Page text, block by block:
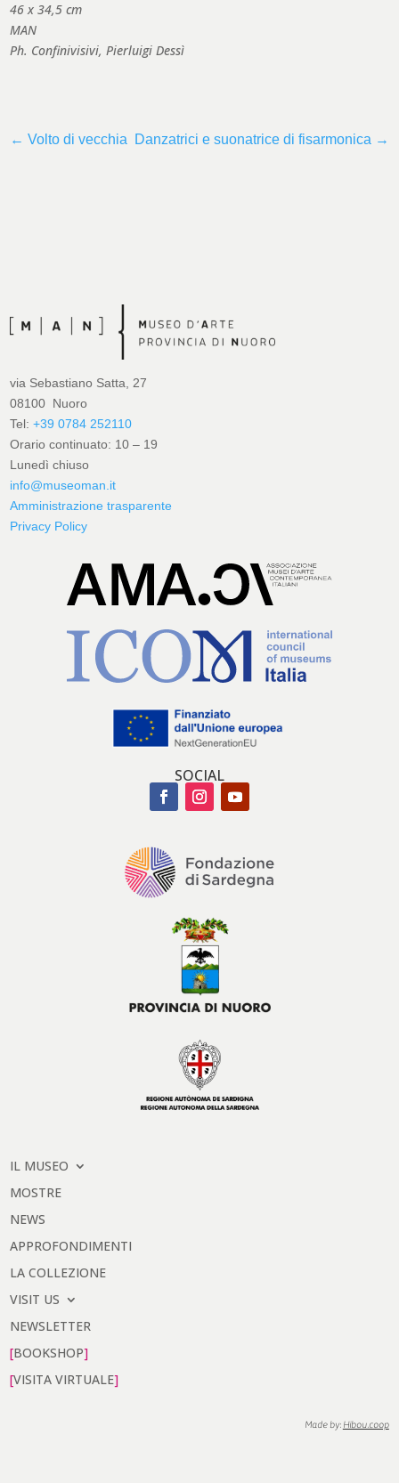
46 x 34,5 cm
MAN
Ph. Confinivisivi, Pierluigi Dessì
←Volto di vecchia Danzatrici e suonatrice di fisarmonica →
via Sebastiano Satta, 27
08100 Nuoro
Tel:+39 0784 252110
Orario continuato: 10 – 19
Lunedì chiuso
info@museoman.it
Amministrazione trasparente
Privacy Policy
SOCIAL
IL MUSEO
MOSTRE
NEWS
APPROFONDIMENTI
LA COLLEZIONE
VISIT US
NEWSLETTER
BOOKSHOP
VISITA VIRTUALE
Made by: Hibou.coop